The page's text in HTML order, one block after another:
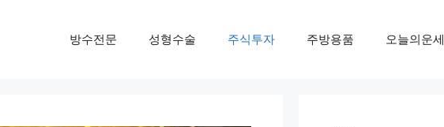
방수전문 성형수술 주식투자 주방용품 오늘의운세